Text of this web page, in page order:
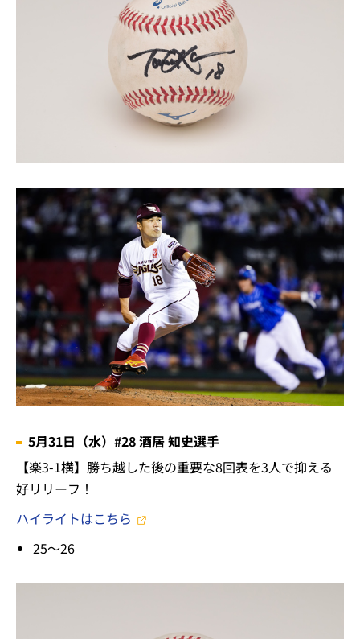
5月31日（水）#28 酒居 知史選手
【楽3-1横】勝ち越した後の重要な8回表を3人で抑える
好リリーフ！
ハイライトはこちら
25～26